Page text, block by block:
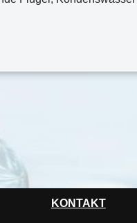
KONTAKT